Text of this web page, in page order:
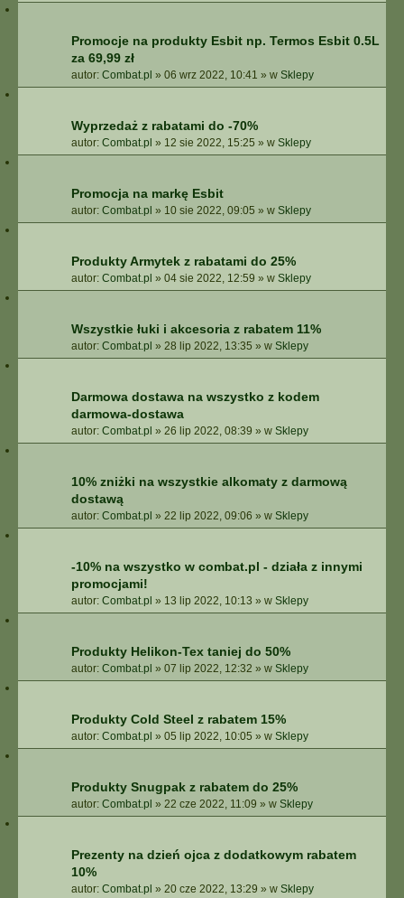
Promocje na produkty Esbit np. Termos Esbit 0.5L
za 69,99 zł
autor: Combat.pl » 06 wrz 2022, 10:41 » w Sklepy
Wyprzedaż z rabatami do -70%
autor: Combat.pl » 12 sie 2022, 15:25 » w Sklepy
Promocja na markę Esbit
autor: Combat.pl » 10 sie 2022, 09:05 » w Sklepy
Produkty Armytek z rabatami do 25%
autor: Combat.pl » 04 sie 2022, 12:59 » w Sklepy
Wszystkie łuki i akcesoria z rabatem 11%
autor: Combat.pl » 28 lip 2022, 13:35 » w Sklepy
Darmowa dostawa na wszystko z kodem
darmowa-dostawa
autor: Combat.pl » 26 lip 2022, 08:39 » w Sklepy
10% zniżki na wszystkie alkomaty z darmową
dostawą
autor: Combat.pl » 22 lip 2022, 09:06 » w Sklepy
-10% na wszystko w combat.pl - działa z innymi
promocjami!
autor: Combat.pl » 13 lip 2022, 10:13 » w Sklepy
Produkty Helikon-Tex taniej do 50%
autor: Combat.pl » 07 lip 2022, 12:32 » w Sklepy
Produkty Cold Steel z rabatem 15%
autor: Combat.pl » 05 lip 2022, 10:05 » w Sklepy
Produkty Snugpak z rabatem do 25%
autor: Combat.pl » 22 cze 2022, 11:09 » w Sklepy
Prezenty na dzień ojca z dodatkowym rabatem
10%
autor: Combat.pl » 20 cze 2022, 13:29 » w Sklepy